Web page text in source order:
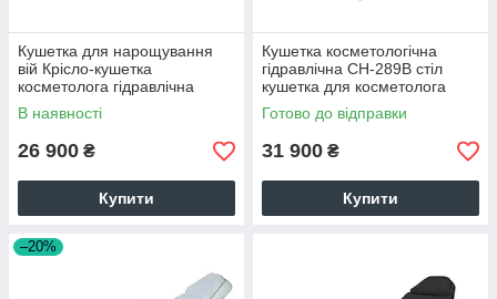
Кушетка для нарощування
вій Крісло-кушетка
косметолога гідравлічна
стаціонарна мод.СН-234
БЕЖ
В наявності
26 900 ₴
Купити
Кушетка косметологічна
гідравлічна СН-289B стіл
кушетка для косметолога
масажиста медична
Готово до відправки
31 900 ₴
Купити
–20%